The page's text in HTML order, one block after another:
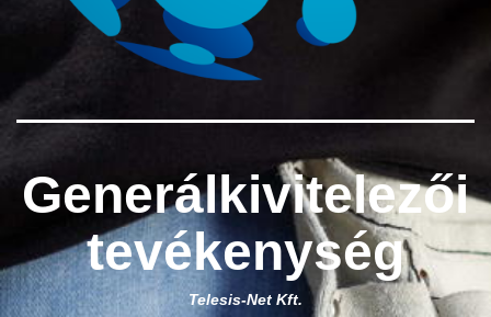
Generálkivitelezői
tevékenység
Telesis-Net Kft.